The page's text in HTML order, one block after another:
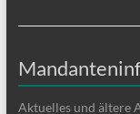
Aktuelles und ältere